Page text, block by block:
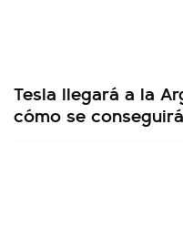
Tesla llegará a la
cómo se